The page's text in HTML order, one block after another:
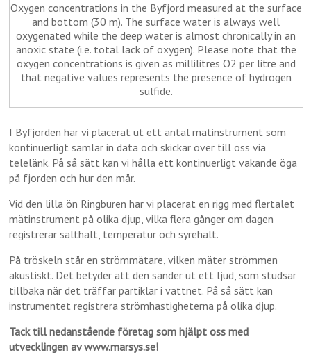
Oxygen concentrations in the Byfjord measured at the surface
and bottom (30 m). The surface water is always well
oxygenated while the deep water is almost chronically in an
anoxic state (i.e. total lack of oxygen). Please note that the
oxygen concentrations is given as millilitres O2 per litre and
that negative values represents the presence of hydrogen
sulfide.
I Byfjorden har vi placerat ut ett antal mätinstrument som
kontinuerligt samlar in data och skickar över till oss via
telelänk. På så sätt kan vi hålla ett kontinuerligt vakande öga
på fjorden och hur den mår.
Vid den lilla ön Ringburen har vi placerat en rigg med flertalet
mätinstrument på olika djup, vilka flera gånger om dagen
registrerar salthalt, temperatur och syrehalt.
På tröskeln står en strömmätare, vilken mäter strömmen
akustiskt. Det betyder att den sänder ut ett ljud, som studsar
tillbaka när det träffar partiklar i vattnet. På så sätt kan
instrumentet registrera strömhastigheterna på olika djup.
Tack till nedanstående företag som hjälpt oss med
utvecklingen av www.marsys.se!